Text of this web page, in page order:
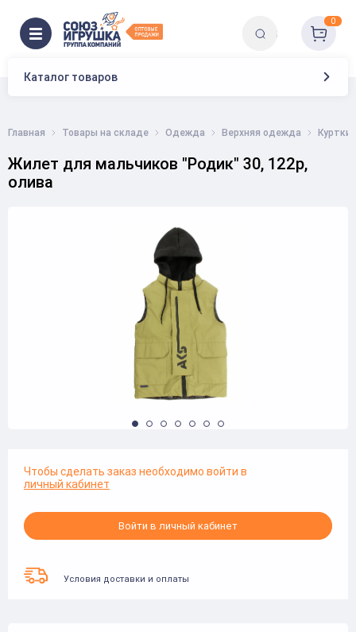
Каталог товаров
0
Главная Товары на складе Одежда Верхняя одежда
Жилет для мальчиков "Родик" 30, 122р,
олива
Чтобы сделать заказ необходимо войти в
личный кабинет
Войти в личный кабинет
Условия доставки и оплаты